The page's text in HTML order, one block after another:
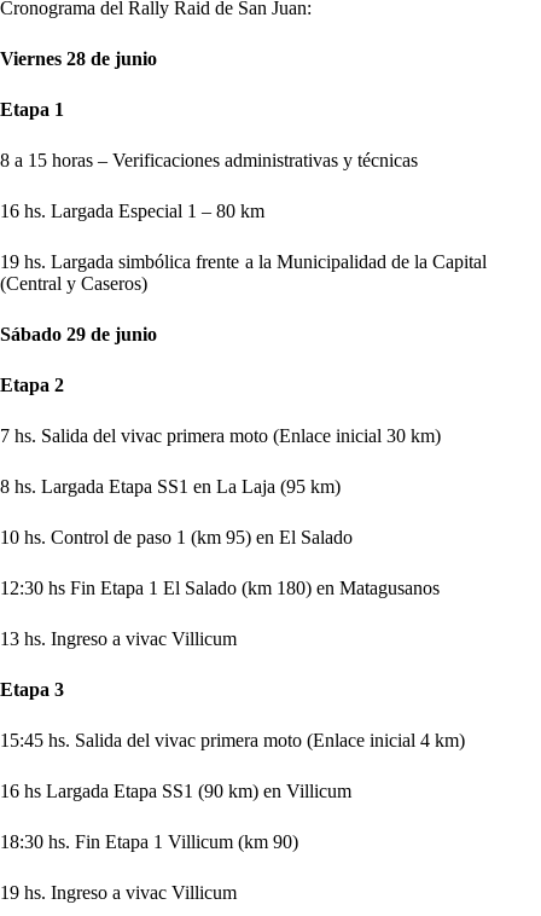
Cronograma del Rally Raid de San Juan:
Viernes 28 de junio
Etapa 1
8 a 15 horas – Verificaciones administrativas y técnicas
16 hs. Largada Especial 1 – 80 km
19 hs. Largada simbólica frente a la Municipalidad de la Capital
(Central y Caseros)
Sábado 29 de junio
Etapa 2
7 hs. Salida del vivac primera moto (Enlace inicial 30 km)
8 hs. Largada Etapa SS1 en La Laja (95 km)
10 hs. Control de paso 1 (km 95) en El Salado
12:30 hs Fin Etapa 1 El Salado (km 180) en Matagusanos
13 hs. Ingreso a vivac Villicum
Etapa 3
15:45 hs. Salida del vivac primera moto (Enlace inicial 4 km)
16 hs Largada Etapa SS1 (90 km) en Villicum
18:30 hs. Fin Etapa 1 Villicum (km 90)
19 hs. Ingreso a vivac Villicum